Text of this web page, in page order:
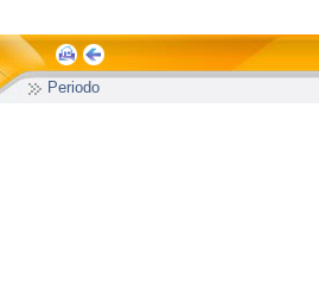
Periodo